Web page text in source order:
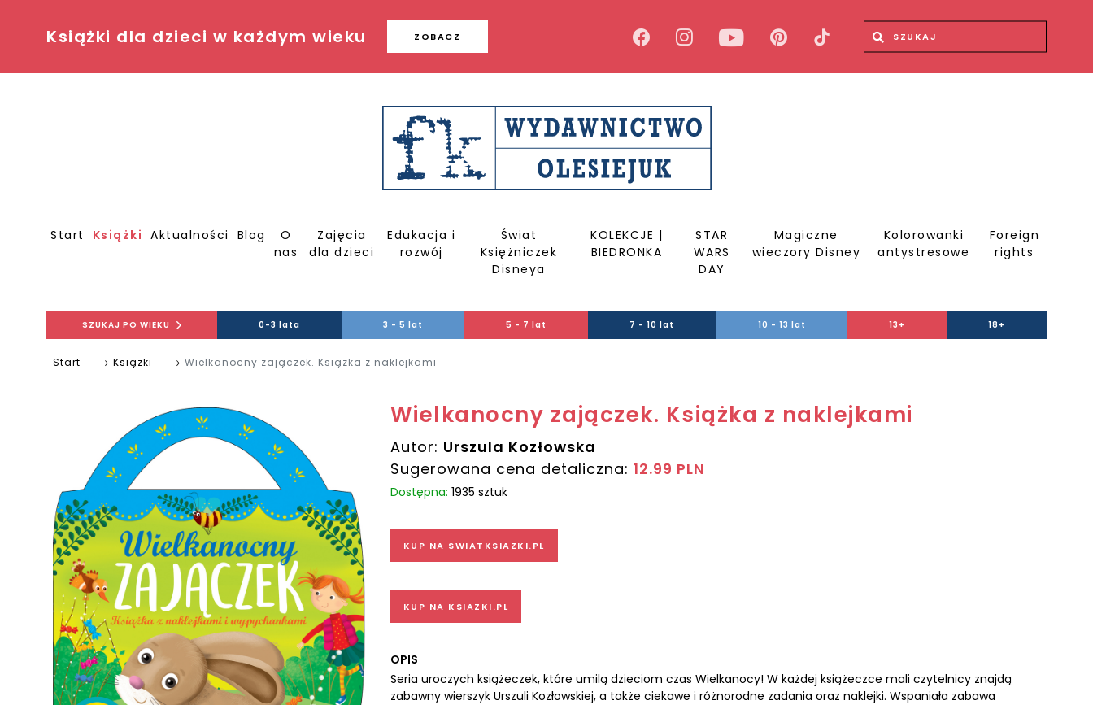
Książki dla dzieci w każdym wieku ZOBACZ Wyszukiwana fraza
Start Książki Aktualności Blog
O
nas
Zajęcia
dla dzieci
Edukacja i
rozwój
Świat
Księżniczek
Disneya
KOLEKCJE |
BIEDRONKA
STAR
WARS
DAY
Magiczne
wieczory Disney
Kolorowanki
antystresowe
Foreign
rights
SZUKAJ PO WIEKU 0-3 lata 3 - 5 lat 5 - 7 lat 7 - 10 lat 10 - 13 lat 13+ 18+
Start Książki Wielkanocny zajączek. Książka z naklejkami
Wielkanocny zajączek. Książka z naklejkami
Autor: Urszula Kozłowska
Sugerowana cena detaliczna: 12.99 PLN
Dostępna: 1935 sztuk
KUP NA SWIATKSIAZKI.PL
KUP NA KSIAZKI.PL
OPIS
Seria uroczych książeczek, które umilą dzieciom czas Wielkanocy! W każdej książeczce mali czytelnicy znajdą
zabawny wierszyk Urszuli Kozłowskiej, a także ciekawe i różnorodne zadania oraz naklejki. Wspaniała zabawa